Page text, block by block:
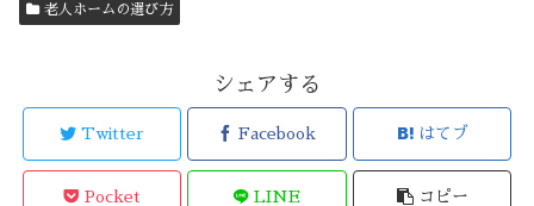
老人ホームの選び方
シェアする
Twitter Facebook はてブ
Pocket LINE コピー